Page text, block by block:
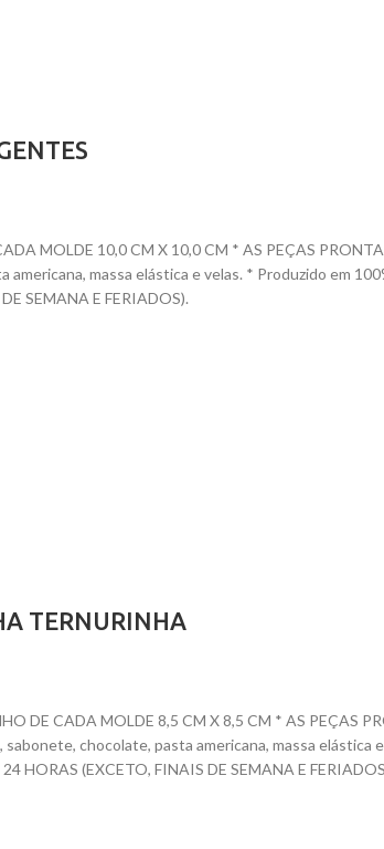
MOLDE 10,0 CM X 10,0 CM * AS PEÇAS
massa elástica e velas. * Produzido em
SEMANA E FERIADOS).
TERNURINHA
DE CADA MOLDE 8,5 CM X 8,5 CM * AS PEÇAS
chocolate, pasta americana, massa elástica
HORAS (EXCETO, FINAIS DE SEMANA E